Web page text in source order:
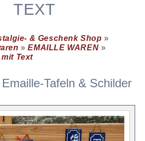
TEXT
& Geschenk Shop »
»EMAILLE WAREN »
Text
Tafeln & Schilder